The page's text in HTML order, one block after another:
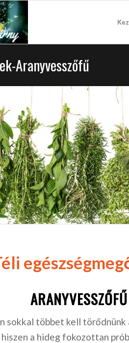
Aranyvesszőfű
ARANYVESSZŐFŰ
sokkal többet kell törődnünk
a hideg fokozottan